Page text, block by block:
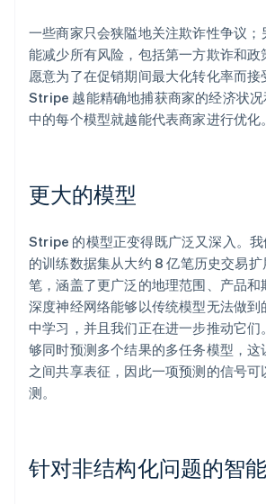
一些商家只会狭隘地关注欺诈性争议
能减少所有风险，包括第一方欺诈和政
愿意为了在促销期间最大化转化率而接
Stripe 越能精确地捕获商家的经济状
中的每个模型就越能代表商家进行优化。
更大的模型
Stripe 的模型正变得既广泛又深入。
的训练数据集从大约 8 亿笔历史交易扩
笔，涵盖了更广泛的地理范围、产品和
深度神经网络能够以传统模型无法做
中学习，并且我们正在进一步推动它
够同时预测多个结果的多任务模型，这
之间共享表征，因此一项预测的信号可
测。
针对非结构化问题的智
阿联酋
English
爱尔兰
English
爱沙尼亚
English
奥地利
DeutschEnglish
保加利亚
English